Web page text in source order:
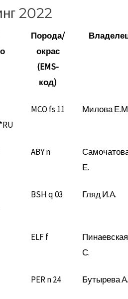
2022
Порода/
окрас
(EMS-
код)
MCO fs 11 Милова
ABY n
Е.
BSH q 03 Гляд И.А.
ELF f
Пинаевская
С.
PER n 24 Бутырева А.